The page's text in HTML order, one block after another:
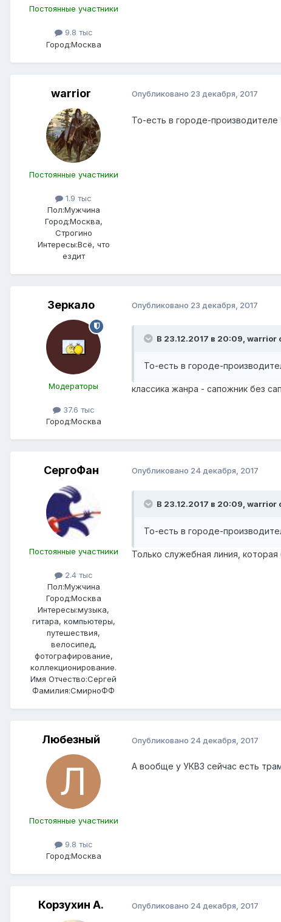
Постоянные участники
9.8 тыс
Город:Москва
warrior
Постоянные участники
1.9 тыс
Пол:Мужчина
Город:Москва,
Строгино
Интересы:Всё, что
ездит
Опубликовано 23 декабря, 2017
То-есть в городе-производителе
Зеркало
Модераторы
37.6 тыс
Город:Москва
Опубликовано 23 декабря, 2017
В 23.12.2017 в 20:09, warrior
То-есть в городе-
классика жанра - сапожник без
СергоФан
Постоянные участники
2.4 тыс
Пол:Мужчина
Город:Москва
Интересы:музыка,
гитара, компьютеры,
путешествия,
велосипед,
фотографирование,
коллекционирование.
Имя Отчество:Сергей
Фамилия:СмирноФФ
Опубликовано 24 декабря, 2017
В 23.12.2017 в 20:09, warrior
То-есть в городе-
Только служебная линия,
Любезный
Постоянные участники
9.8 тыс
Город:Москва
Опубликовано 24 декабря, 2017
А вообще у УКВЗ сейчас есть
Корзухин А. Опубликовано 24 декабря, 2017